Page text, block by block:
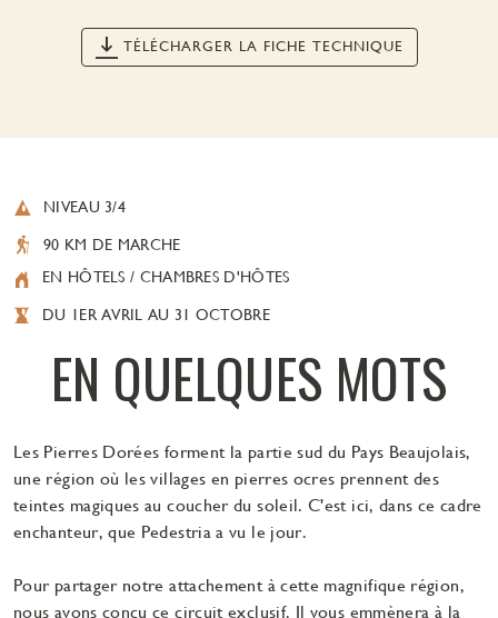
TÉLÉCHARGER LA FICHE TECHNIQUE
NIVEAU 3/4
90 KM DE MARCHE
EN HÔTELS / CHAMBRES D'HÔTES
DU 1ER AVRIL AU 31 OCTOBRE
EN QUELQUES MOTS
Les Pierres Dorées forment la partie sud du Pays Beaujolais,
une région où les villages en pierres ocres prennent des
teintes magiques au coucher du soleil. C'est ici, dans ce cadre
enchanteur, que Pedestria a vu le jour.
Pour partager notre attachement à cette magnifique région,
nous avons conçu ce circuit exclusif. Il vous emmènera à la